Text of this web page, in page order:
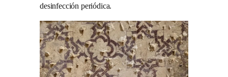
desinfección periódica.